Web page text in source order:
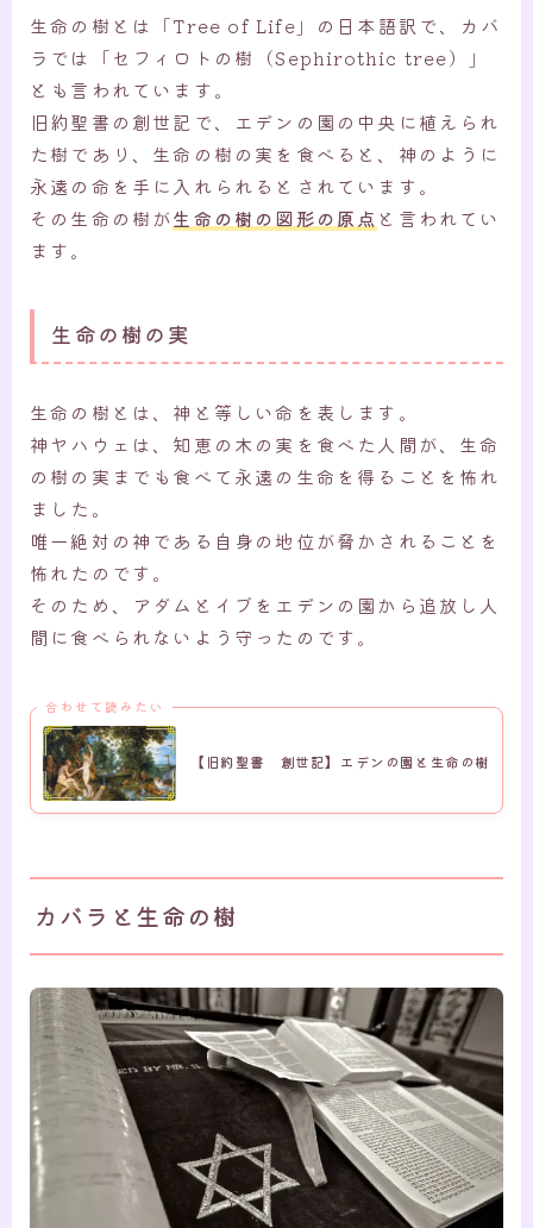
生命の樹とは「Tree of Life」の日本語訳で、カバ
ラでは「セフィロトの樹（Sephirothic tree）」
とも言われています。
旧約聖書の創世記で、エデンの園の中央に植えられ
た樹であり、生命の樹の実を食べると、神のように
永遠の命を手に入れられるとされています。
その生命の樹が生命の樹の図形の原点 と言われてい
ます。
生命の樹の実
生命の樹とは、神と等しい命を表します。
神ヤハウェは、知恵の木の実を食べた人間が、生命
の樹の実までも食べて永遠の生命を得ることを怖れ
ました。
唯一絶対の神である自身の地位が脅かされることを
怖れたのです。
そのため、アダムとイブをエデンの園から追放し人
間に食べられないよう守ったのです。
合わせて読みたい
【旧約聖書 創世記】エデンの園と生命の樹
カバラと生命の樹